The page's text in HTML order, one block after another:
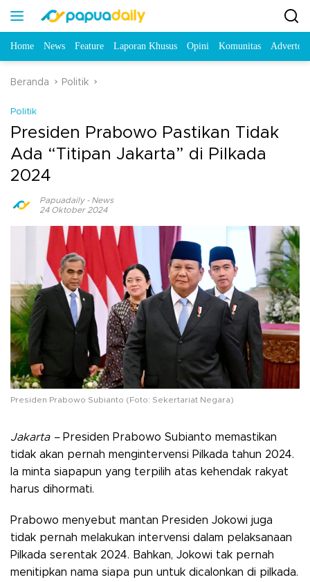
Home News Feature Laporan Khusus Opini Komunitas
Beranda Politik
Politik
Presiden Prabowo Pastikan Tidak
Ada “Titipan Jakarta” di Pilkada
2024
Papuadaily- News
24 Oktober 2024
Presiden Prabowo Subianto (Foto: Sekertariat Negara)
Jakarta –Presiden Prabowo Subianto memastikan
tidak akan pernah mengintervensi Pilkada tahun 2024.
Ia minta siapapun yang terpilih atas kehendak rakyat
harus dihormati.
Prabowo menyebut mantan Presiden Jokowi juga
tidak pernah melakukan intervensi dalam pelaksanaan
Pilkada serentak 2024. Bahkan, Jokowi tak pernah
menitipkan nama siapa pun untuk dicalonkan di pilkada.